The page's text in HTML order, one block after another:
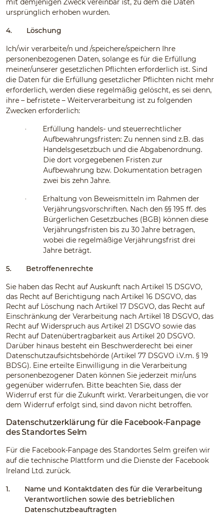
mit demjenigen Zweck vereinbar ist, zu dem die Daten
ursprünglich erhoben wurden.
4. Löschung
Ich/wir verarbeite/n und /speichere/speichern Ihre
personenbezogenen Daten, solange es für die Erfüllung
meiner/unserer gesetzlichen Pflichten erforderlich ist. Sind
die Daten für die Erfüllung gesetzlicher Pflichten nicht mehr
erforderlich, werden diese regelmäßig gelöscht, es sei denn,
ihre – befristete – Weiterverarbeitung ist zu folgenden
Zwecken erforderlich:
·
Erfüllung handels- und steuerrechtlicher
Aufbewahrungsfristen: Zu nennen sind z.B. das
Handelsgesetzbuch und die Abgabenordnung.
Die dort vorgegebenen Fristen zur
Aufbewahrung bzw. Dokumentation betragen
zwei bis zehn Jahre.
·
Erhaltung von Beweismitteln im Rahmen der
Verjährungsvorschriften. Nach den §§ 195 ff. des
Bürgerlichen Gesetzbuches (BGB) können diese
Verjährungsfristen bis zu 30 Jahre betragen,
wobei die regelmäßige Verjährungsfrist drei
Jahre beträgt.
5. Betroffenenrechte
Sie haben das Recht auf Auskunft nach Artikel 15 DSGVO,
das Recht auf Berichtigung nach Artikel 16 DSGVO, das
Recht auf Löschung nach Artikel 17 DSGVO, das Recht auf
Einschränkung der Verarbeitung nach Artikel 18 DSGVO, das
Recht auf Widerspruch aus Artikel 21 DSGVO sowie das
Recht auf Datenübertragbarkeit aus Artikel 20 DSGVO.
Darüber hinaus besteht ein Beschwerderecht bei einer
Datenschutzaufsichtsbehörde (Artikel 77 DSGVO i.V.m. § 19
BDSG). Eine erteilte Einwilligung in die Verarbeitung
personenbezogener Daten können Sie jederzeit mir/uns
gegenüber widerrufen. Bitte beachten Sie, dass der
Widerruf erst für die Zukunft wirkt. Verarbeitungen, die vor
dem Widerruf erfolgt sind, sind davon nicht betroffen.
Datenschutzerklärung für die Facebook-Fanpage
des Standortes Selm
Für die Facebook-Fanpage des Standortes Selm greifen wir
auf die technische Plattform und die Dienste der Facebook
Ireland Ltd. zurück.
1.
Name und Kontaktdaten des für die Verarbeitung
Verantwortlichen sowie des betrieblichen
Datenschutzbeauftragten